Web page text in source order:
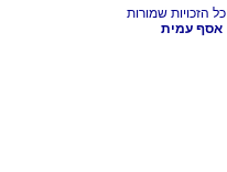
אסף עמית